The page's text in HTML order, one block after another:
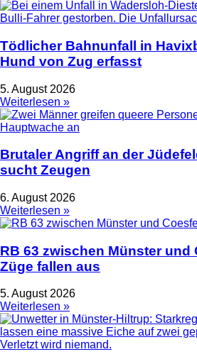
Tödlicher Bahnunfall in
Hund von Zug erfasst
5. August 2026
Weiterlesen »
Brutaler Angriff an der
sucht Zeugen
6. August 2026
Weiterlesen »
RB 63 zwischen Münster und
Züge fallen aus
5. August 2026
Weiterlesen »